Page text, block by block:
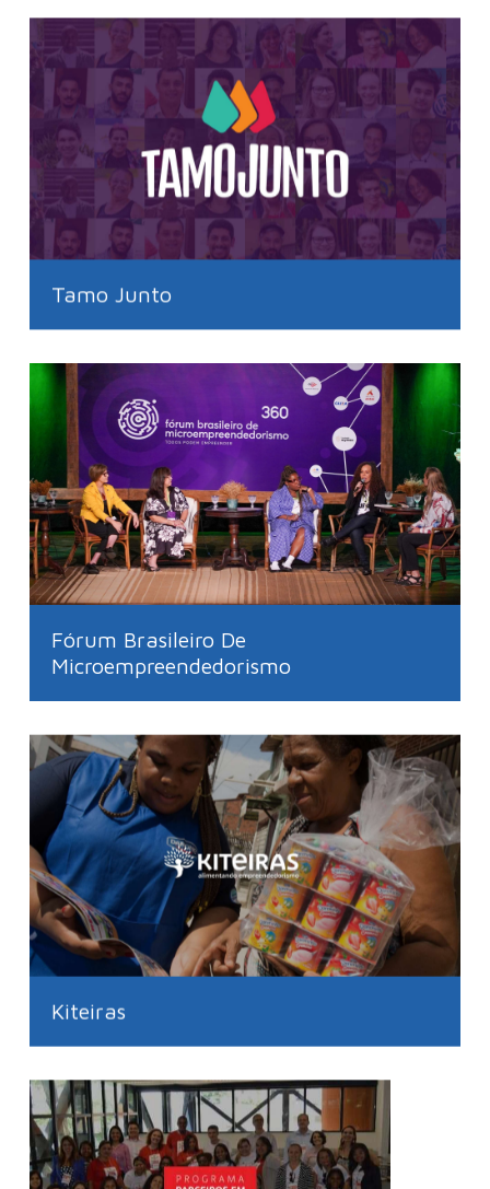
Tamo Junto
Fórum Brasileiro De
Microempreendedorismo
Kiteiras